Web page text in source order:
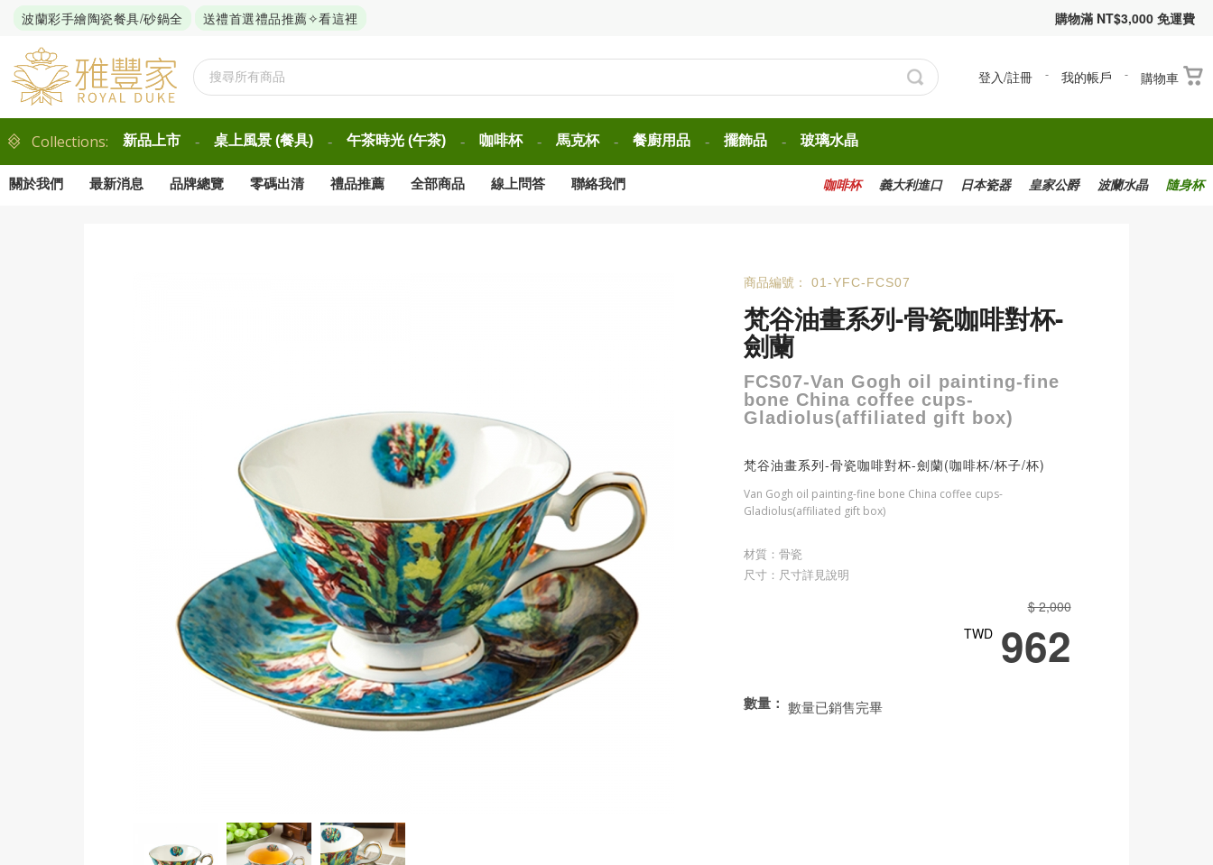
購物滿 NT$3,000 免運費
登入/註冊 - 我的帳戶 - 購物車
波蘭彩手繪陶瓷餐具/砂鍋全 送禮首選禮品推薦✧看這裡
Collections: 新品上市 - 桌上風景 (餐具) - 午茶時光 (午茶) - 咖啡杯 - 馬克杯 - 餐廚用品 - 擺飾品 - 玻璃水晶
關於我們 最新消息 品牌總覽 零碼出清 禮品推薦 全部商品 線上問答 聯絡我們 隨身杯
波蘭水晶
皇家公爵
日本瓷器
義大利進口
咖啡杯
商品編號： 01-YFC-FCS07
梵谷油畫系列-骨瓷咖啡對杯-
劍蘭
FCS07-Van Gogh oil painting-fine
bone China coffee cups-
Gladiolus(affiliated gift box)
梵谷油畫系列-骨瓷咖啡對杯-劍蘭(咖啡杯/杯子/杯)
Van Gogh oil painting-fine bone China coffee cups-
Gladiolus(affiliated gift box)
材質：骨瓷
尺寸：尺寸詳見說明
$ 2,000
TWD 962
數量： 數量已銷售完畢